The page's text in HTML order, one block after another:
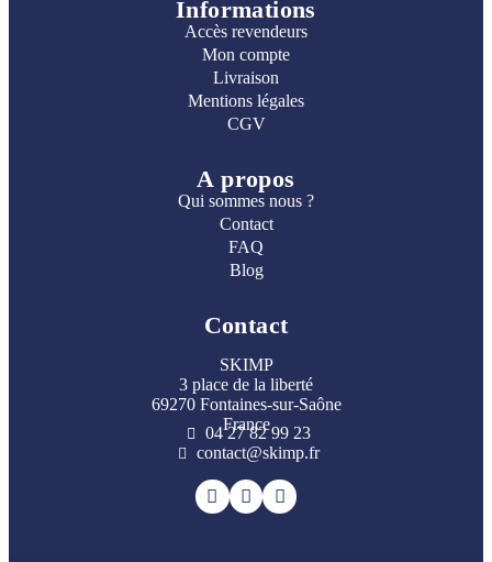
Informations
Accès revendeurs
Mon compte
Livraison
Mentions légales
CGV
A propos
Qui sommes nous ?
Contact
FAQ
Blog
Contact
SKIMP
3 place de la liberté
69270 Fontaines-sur-Saône
France
04 27 82 99 23
contact@skimp.fr